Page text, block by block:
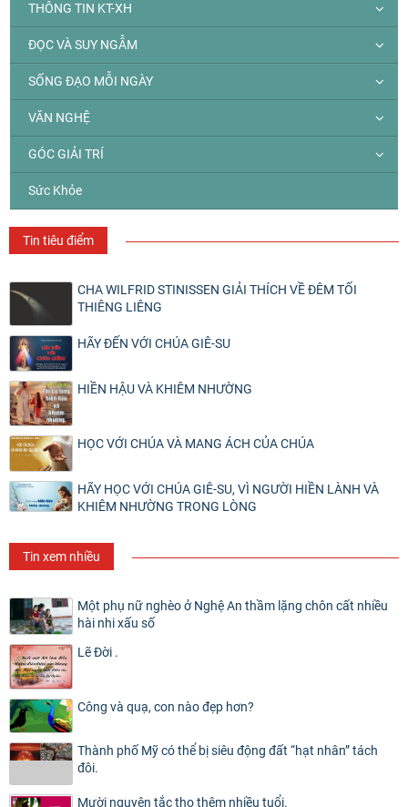
THÔNG TIN KT-XH
ĐỌC VÀ SUY NGẪM
SỐNG ĐẠO MỖI NGÀY
VĂN NGHỆ
GÓC GIẢI TRÍ
Sức Khỏe
Tin tiêu điểm
CHA WILFRID STINISSEN GIẢI THÍCH VỀ ĐÊM TỐI
THIÊNG LIÊNG
HÃY ĐẾN VỚI CHÚA GIÊ-SU
HIỀN HẬU VÀ KHIÊM NHƯỜNG
HỌC VỚI CHÚA VÀ MANG ÁCH CỦA CHÚA
HÃY HỌC VỚI CHÚA GIÊ-SU, VÌ NGƯỜI HIỀN LÀNH VÀ
KHIÊM NHƯỜNG TRONG LÒNG
Tin xem nhiều
Một phụ nữ nghèo ở Nghệ An thầm lặng chôn cất nhiều
hài nhi xấu số
Lẽ Đời .
Công và quạ, con nào đẹp hơn?
Thành phố Mỹ có thể bị siêu động đất “hạt nhân” tách
đôi.
Mười nguyên tắc thọ thêm nhiều tuổi.